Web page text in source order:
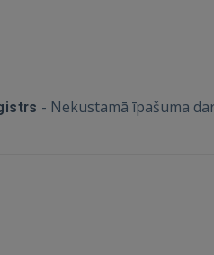
- Nekustamā īpašuma